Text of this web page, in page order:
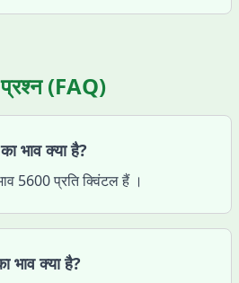
(FAQ)
भाव क्या है?
5600 प्रति क्विंटल हैं ।
भाव क्या है?